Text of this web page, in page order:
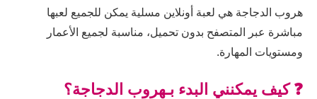
هروب الدجاجة هي لعبة أونلاين مسلية يمكن للجميع لعبها
مباشرة عبر المتصفح بدون تحميل، مناسبة لجميع الأعمار
ومستويات المهارة.
❓ كيف يمكنني البدء بـهروب الدجاجة؟